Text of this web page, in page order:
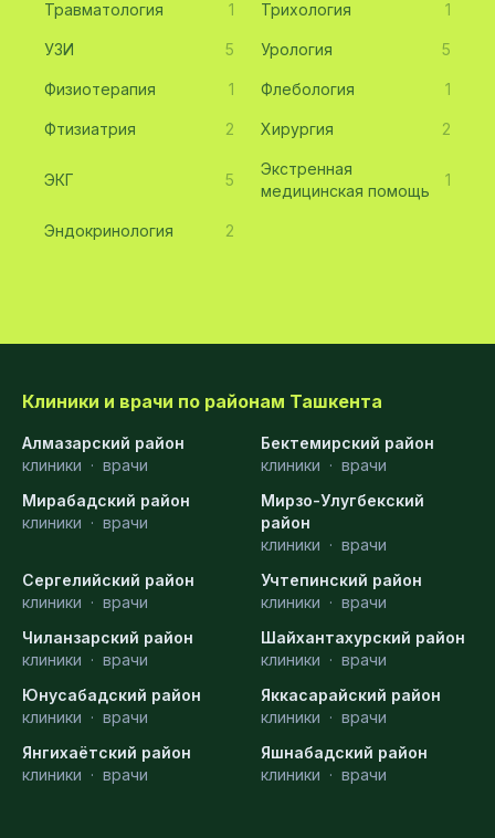
Травматология 1 Трихология 1
УЗИ 5 Урология 5
Физиотерапия 1 Флебология 1
Фтизиатрия 2 Хирургия 2
ЭКГ 5
Экстренная
медицинская помощь
1
Эндокринология 2
Клиники и врачи по районам Ташкента
Алмазарский район
клиники · врачи
Бектемирский район
клиники · врачи
Мирабадский район
клиники · врачи
Мирзо-Улугбекский
район
клиники · врачи
Сергелийский район
клиники · врачи
Учтепинский район
клиники · врачи
Чиланзарский район
клиники · врачи
Шайхантахурский район
клиники · врачи
Юнусабадский район
клиники · врачи
Яккасарайский район
клиники · врачи
Янгихаётский район
клиники · врачи
Яшнабадский район
клиники · врачи